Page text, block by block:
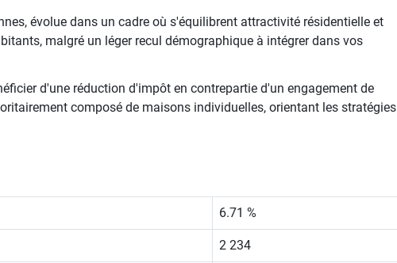
évolue dans un cadre où s'équilibrent attractivité résidentielle et
malgré un léger recul démographique à intégrer dans vos
d'une réduction d'impôt en contrepartie d'un engagement de
composé de maisons individuelles, orientant les stratégies
6.71 %
2 234